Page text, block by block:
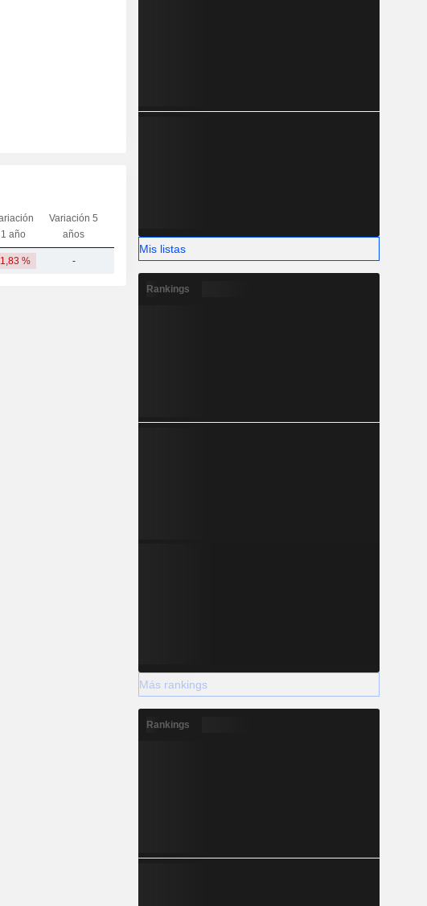
1 año
Variación 5
años
% - 319 M
Mis listas
Rankings
Más rankings
Rankings